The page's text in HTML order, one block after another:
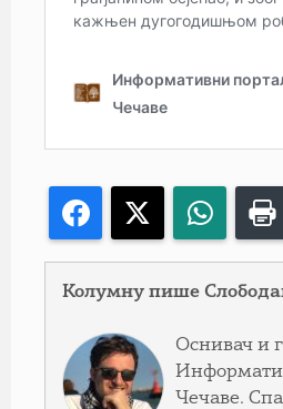
Facebook
Колумну пише
Оснивач и
Чечаве.